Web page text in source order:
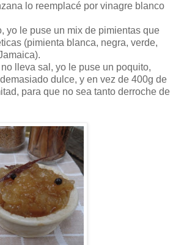
lo reemplacé por vinagre blanco
yo le puse un mix de pimientas que
(pimienta blanca, negra, verde,
lleva sal, yo le puse un poquito,
dulce, y en vez de 400g de
para que no sea tanto derroche de